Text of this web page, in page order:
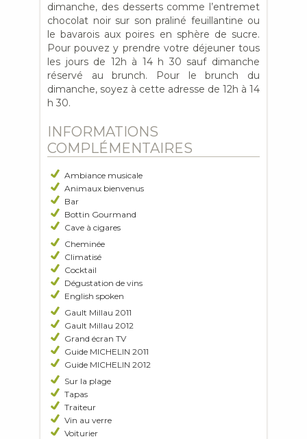
dimanche, des desserts comme l’entremet
chocolat noir sur son praliné feuillantine ou
le bavarois aux poires en sphère de sucre.
Pour pouvez y prendre votre déjeuner tous
les jours de 12h à 14 h 30 sauf dimanche
réservé au brunch. Pour le brunch du
dimanche, soyez à cette adresse de 12h à 14
h 30.
INFORMATIONS
COMPLÉMENTAIRES
Ambiance musicale
Animaux bienvenus
Bar
Bottin Gourmand
Cave à cigares
Cheminée
Climatisé
Cocktail
Dégustation de vins
English spoken
Gault Millau 2011
Gault Millau 2012
Grand écran TV
Guide MICHELIN 2011
Guide MICHELIN 2012
Sur la plage
Tapas
Traiteur
Vin au verre
Voiturier